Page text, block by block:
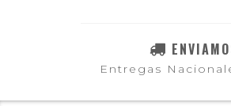
Entregas